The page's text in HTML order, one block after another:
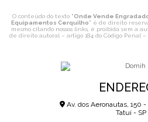
O conteúdo do texto "Onde Vende
Equipamentos Cerquilho" é de direito
mesmo citando nossos links, é proibida sem a
de direito autoral – artigo 184 do Código Penal –
Av. dos Aeronautas, 150
Tatuí - SP